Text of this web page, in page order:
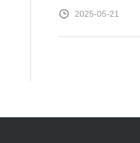
2025-05-21